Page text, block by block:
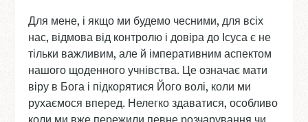
Для мене, і якщо ми будемо чесними, для всіх
нас, відмова від контролю і довіра до Ісуса є не
тільки важливим, але й імперативним аспектом
нашого щоденного учнівства. Це означає мати
віру в Бога і підкорятися Його волі, коли ми
рухаємося вперед. Нелегко здаватися, особливо